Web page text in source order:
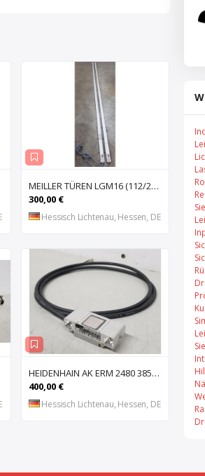
MEILLER TÜREN LGM16 (112/2000 S) (112/2000 E) Lichtgitter, Sicherheits-Lichtvorhang, Lichtschran
300,00 €
Hessisch Lichtenau, Hessen, DE
HEIDENHAIN AK ERM 2480 3850 01 -03 R Abtastkopf für inkrementales Einbau-Messgerät mit
400,00 €
Hessisch Lichtenau, Hessen, DE